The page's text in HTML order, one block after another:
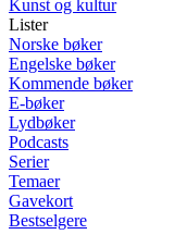
Kunst og kultur
Lister
Norske bøker
Engelske bøker
Kommende bøker
E-bøker
Lydbøker
Podcasts
Serier
Temaer
Gavekort
Bestselgere